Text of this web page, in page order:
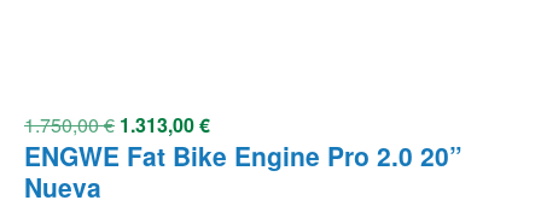
1.750,00€ 1.313,00€
ENGWE Fat Bike Engine Pro 2.0 20”
Nueva